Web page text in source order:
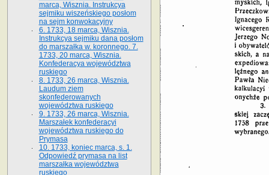
marca, Wisznia. Instrukcya
sejmiku wiszeńskiego posłom
na sejm konwokacyjny
6. 1733, 18 marca, Wisznia.
Instrukcya sejmiku dana posłom
do marszałka w. koronnego. 7.
1733, 20 marca, Wisznia.
Konfederacya województwa
ruskiego
8. 1733, 26 marca, Wisznia.
Laudum ziem
skonfederowanych
województwa ruskiego
9. 1733, 26 marca, Wisznia.
Marszałek konfederacyi
województwa ruskiego do
Prymasa
10. 1733, koniec marca, s. 1.
Odpowiedź prymasa na list
marszałka województwa
ruskiego